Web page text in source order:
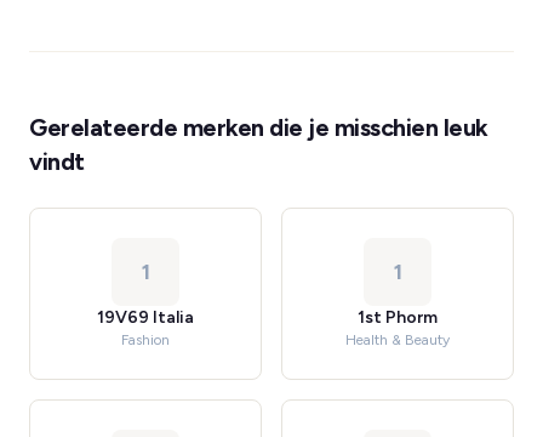
Gerelateerde merken die je misschien leuk
vindt
1
19V69 Italia
Fashion
1
1st Phorm
Health & Beauty